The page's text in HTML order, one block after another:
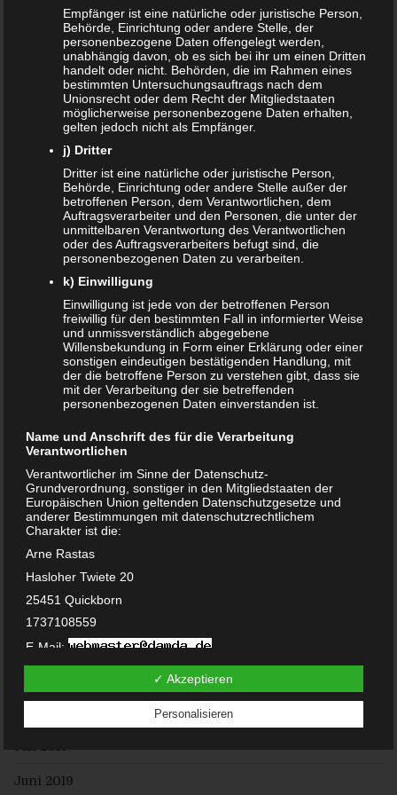
Kinder- und Jugendstärkungsgesetz kommt
Familien profitieren vom Rekordhaushalt 2020
Cannabis in der Muttermilch nachweisbar
Elterngeld online beantragen
Zahnspange für viele Kinder nicht notwendig
ÄLTERE ARTIKEL
Juni 2024
März 2023
Oktober 2021
November 2020
Oktober 2020
September 2020
Juni 2020
Mai 2020
Februar 2020
Januar 2020
Dezember 2019
Juni 2019
Empfänger ist eine natürliche oder juristische Person,
Behörde, Einrichtung oder andere Stelle, der
personenbezogene Daten offengelegt werden,
unabhängig davon, ob es sich bei ihr um einen Dritten
handelt oder nicht. Behörden, die im Rahmen eines
bestimmten Untersuchungsauftrags nach dem
Unionsrecht oder dem Recht der Mitgliedstaaten
möglicherweise personenbezogene Daten erhalten,
gelten jedoch nicht als Empfänger.
j) Dritter
Dritter ist eine natürliche oder juristische Person,
Behörde, Einrichtung oder andere Stelle außer der
betroffenen Person, dem Verantwortlichen, dem
Auftragsverarbeiter und den Personen, die unter der
unmittelbaren Verantwortung des Verantwortlichen
oder des Auftragsverarbeiters befugt sind, die
personenbezogenen Daten zu verarbeiten.
k) Einwilligung
Einwilligung ist jede von der betroffenen Person
freiwillig für den bestimmten Fall in informierter Weise
und unmissverständlich abgegebene
Willensbekundung in Form einer Erklärung oder einer
sonstigen eindeutigen bestätigenden Handlung, mit
der die betroffene Person zu verstehen gibt, dass sie
mit der Verarbeitung der sie betreffenden
personenbezogenen Daten einverstanden ist.
Name und Anschrift des für die Verarbeitung
Verantwortlichen
Verantwortlicher im Sinne der Datenschutz-
Grundverordnung, sonstiger in den Mitgliedstaaten der
Europäischen Union geltenden Datenschutzgesetze und
anderer Bestimmungen mit datenschutzrechtlichem
Charakter ist die:
Arne Rastas
Hasloher Twiete 20
25451 Quickborn
1737108559
E-Mail:
DE238100417
Cookies / SessionStorage / LocalStorage
Die Internetseiten verwenden teilweise so genannte Cookies,
LocalStorage und SessionStorage. Dies dient dazu, unser
Technologie, mit welcher ihr Browser Daten auf Ihrem
Computer oder mobilen Gerät abspeichert. Cookies sind
✓ Akzeptieren
Personalisieren